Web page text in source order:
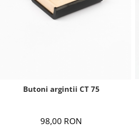
Butoni argintii CT 75
98,00 RON